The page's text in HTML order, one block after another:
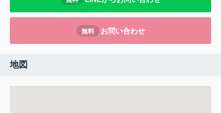
無料 お問い合わせ
地図